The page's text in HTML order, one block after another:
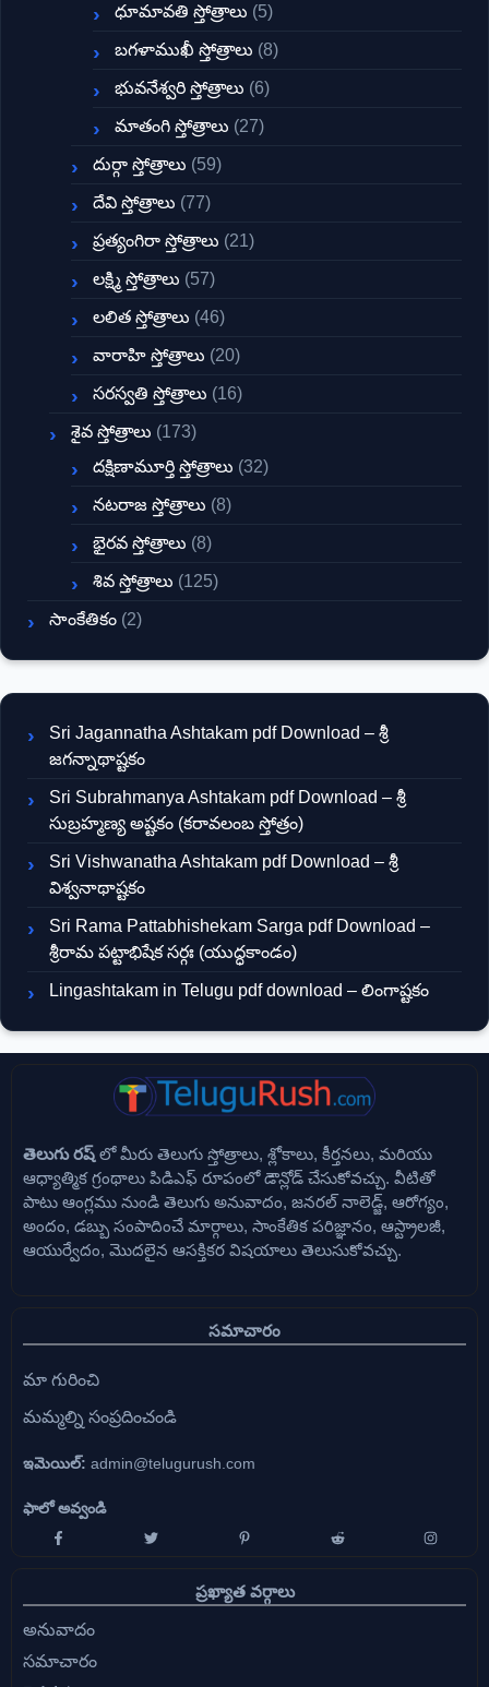
ధూమావతి స్తోత్రాలు (5)
బగళాముఖీ స్తోత్రాలు (8)
భువనేశ్వరి స్తోత్రాలు (6)
మాతంగి స్తోత్రాలు (27)
దుర్గా స్తోత్రాలు (59)
దేవి స్తోత్రాలు (77)
ప్రత్యంగిరా స్తోత్రాలు (21)
లక్ష్మి స్తోత్రాలు (57)
లలిత స్తోత్రాలు (46)
వారాహి స్తోత్రాలు (20)
సరస్వతి స్తోత్రాలు (16)
శైవ స్తోత్రాలు (173)
దక్షిణామూర్తి స్తోత్రాలు (32)
నటరాజ స్తోత్రాలు (8)
భైరవ స్తోత్రాలు (8)
శివ స్తోత్రాలు (125)
సాంకేతికం (2)
Sri Jagannatha Ashtakam pdf Download – శ్రీ
జగన్నాథాష్టకం
Sri Subrahmanya Ashtakam pdf Download – శ్రీ
సుబ్రహ్మణ్య అష్టకం (కరావలంబ స్తోత్రం)
Sri Vishwanatha Ashtakam pdf Download – శ్రీ
విశ్వనాథాష్టకం
Sri Rama Pattabhishekam Sarga pdf Download –
శ్రీరామ పట్టాభిషేక సర్గః (యుద్ధకాండం)
Lingashtakam in Telugu pdf download – లింగాష్టకం
తెలుగు రష్ లో మీరు తెలుగు స్తోత్రాలు, శ్లోకాలు, కీర్తనలు, మరియు
ఆధ్యాత్మిక గ్రంథాలు పిడిఎఫ్ రూపంలో డౌన్లోడ్ చేసుకోవచ్చు. వీటితో
పాటు ఆంగ్లము నుండి తెలుగు అనువాదం, జనరల్ నాలెడ్జ్, ఆరోగ్యం,
అందం, డబ్బు సంపాదించే మార్గాలు, సాంకేతిక పరిజ్ఞానం, ఆస్ట్రాలజీ,
ఆయుర్వేదం, మొదలైన ఆసక్తికర విషయాలు తెలుసుకోవచ్చు.
సమాచారం
మా గురించి
మమ్మల్ని సంప్రదించండి
ఇమెయిల్: admin@telugurush.com
ఫాలో అవ్వండి
ప్రఖ్యాత వర్గాలు
అనువాదం
సమాచారం